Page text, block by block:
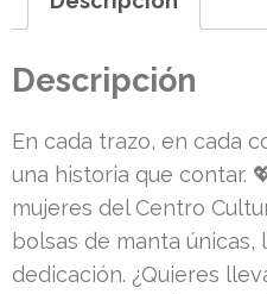
Descripción
En cada trazo, en cada
una historia que contar.
mujeres del Centro
bolsas de manta únicas,
dedicación. ¿Quieres